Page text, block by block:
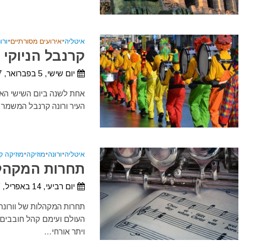
איטליה•אירועים מסורתיים•
קרנבל הניוקי
יום שישי, 5 בפברואר, 2027
העיר ורונה קרנבל המשמר מסורת
איטליה•ורונה•מוזיקה•מוזיקה
תחרות
יום רביעי, 14 באפריל, 2027 - יום ראשון, 18 באפריל, 2027
העולם ועימם קהל
ויתר אורחי...